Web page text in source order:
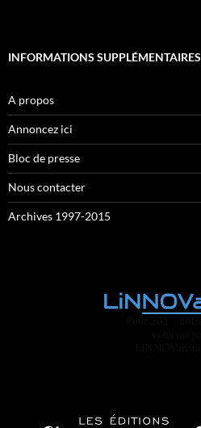
INFORMATIONS SUPPLÉMENTAIRES
A propos
Annoncez ici
Bloc de presse
Nous contacter
Archives 1997-2015